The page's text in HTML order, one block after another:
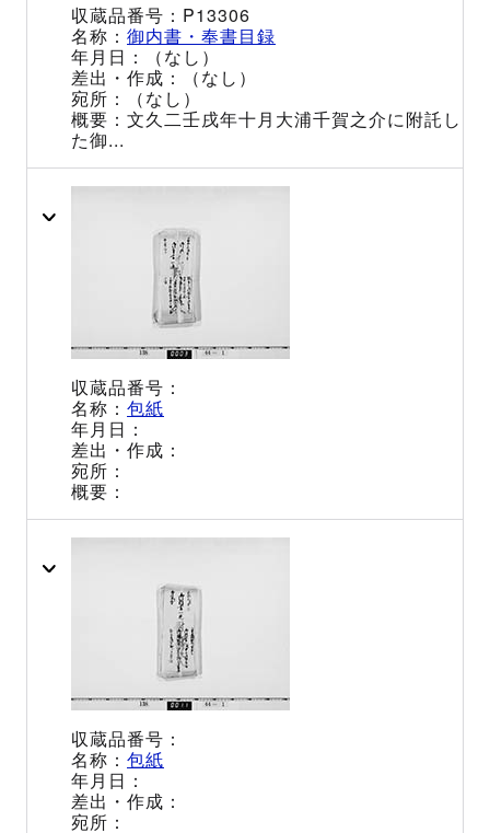
P13306
御内書・奉書目録
（なし）
（なし）
（なし）
文久二壬戌年十月大浦千賀之介に附託し
た御...
包紙
包紙